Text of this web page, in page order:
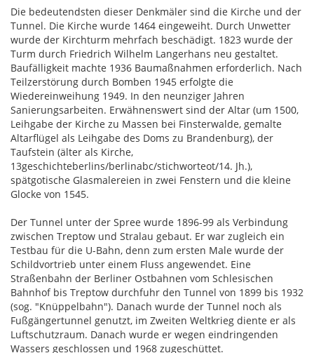
Die bedeutendsten dieser Denkmäler sind die Kirche und der
Tunnel. Die Kirche wurde 1464 eingeweiht. Durch Unwetter
wurde der Kirchturm mehrfach beschädigt. 1823 wurde der
Turm durch Friedrich Wilhelm Langerhans neu gestaltet.
Baufälligkeit machte 1936 Baumaßnahmen erforderlich. Nach
Teilzerstörung durch Bomben 1945 erfolgte die
Wiedereinweihung 1949. In den neunziger Jahren
Sanierungsarbeiten. Erwähnenswert sind der Altar (um 1500,
Leihgabe der Kirche zu Massen bei Finsterwalde, gemalte
Altarflügel als Leihgabe des Doms zu Brandenburg), der
Taufstein (älter als Kirche,
13geschichteberlins/berlinabc/stichworteot/14. Jh.),
spätgotische Glasmalereien in zwei Fenstern und die kleine
Glocke von 1545.
Der Tunnel unter der Spree wurde 1896-99 als Verbindung
zwischen Treptow und Stralau gebaut. Er war zugleich ein
Testbau für die U-Bahn, denn zum ersten Male wurde der
Schildvortrieb unter einem Fluss angewendet. Eine
Straßenbahn der Berliner Ostbahnen vom Schlesischen
Bahnhof bis Treptow durchfuhr den Tunnel von 1899 bis 1932
(sog. "Knüppelbahn"). Danach wurde der Tunnel noch als
Fußgängertunnel genutzt, im Zweiten Weltkrieg diente er als
Luftschutzraum. Danach wurde er wegen eindringenden
Wassers geschlossen und 1968 zugeschüttet.